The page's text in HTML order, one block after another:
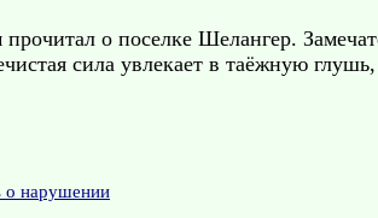
о поселке Шелангер.
сила увлекает в таёжную
о нарушении